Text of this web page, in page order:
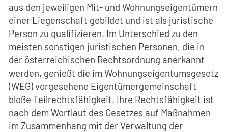
aus den jeweiligen Mit- und Wohnungseigentümern
einer Liegenschaft gebildet und ist als juristische
Person zu qualifizieren. Im Unterschied zu den
meisten sonstigen juristischen Personen, die in
der österreichischen Rechtsordnung anerkannt
werden, genießt die im Wohnungseigentumsgesetz
(WEG) vorgesehene Eigentümergemeinschaft
bloße Teilrechtsfähigkeit. Ihre Rechtsfähigkeit ist
nach dem Wortlaut des Gesetzes auf Maßnahmen
im Zusammenhang mit der Verwaltung der